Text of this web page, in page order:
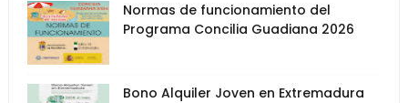
Normas de funcionamiento del
Programa Concilia Guadiana 2026
Bono Alquiler Joven en Extremadura